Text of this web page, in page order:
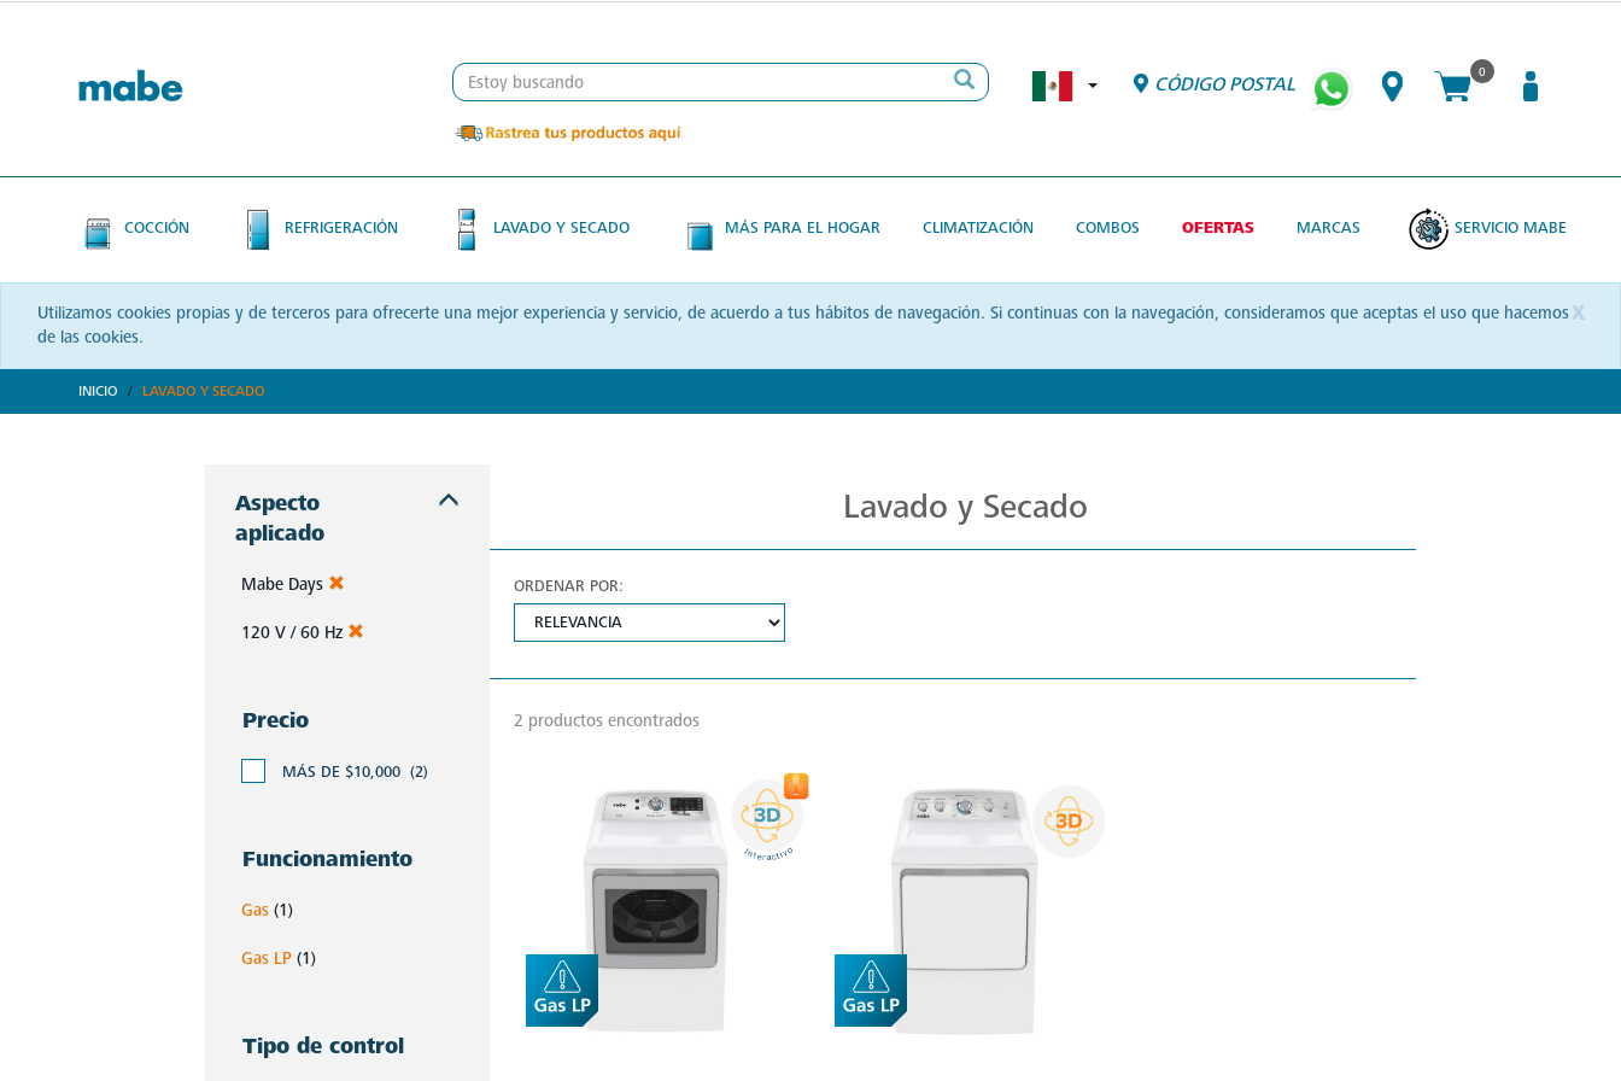
CÓDIGO POSTAL
0
COCCIÓN REFRIGERACIÓN LAVADO Y SECADO MÁS PARA EL HOGAR CLIMATIZACIÓN COMBOS OFERTAS MARCAS SERVICIO MABE
x
Utilizamos cookies propias y de terceros para ofrecerte una mejor experiencia y servicio, de acuerdo a tus hábitos de navegación. Si continuas con la navegación, consideramos que aceptas el uso que hacemos
de las cookies.
INICIO LAVADO Y SECADO
Aspecto
aplicado
Mabe Days
120 V / 60 Hz
Precio
MÁS DE $10,000 (2)
Funcionamiento
Gas (1)
Gas LP (1)
Tipo de control
Lavado y Secado
ORDENAR POR:
2 productos encontrados